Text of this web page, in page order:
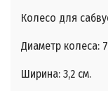
Колесо для
Диаметр колеса:
Ширина: 3,2 см.